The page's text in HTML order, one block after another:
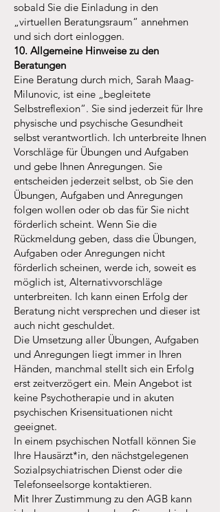
sobald Sie die Einladung in den
„virtuellen Beratungsraum“ annehmen
und sich dort einloggen.
10. Allgemeine Hinweise zu den
Beratungen
Eine Beratung durch mich, Sarah Maag-
Milunovic, ist eine „begleitete
Selbstreflexion“. Sie sind jederzeit für Ihre
physische und psychische Gesundheit
selbst verantwortlich. Ich unterbreite Ihnen
Vorschläge für Übungen und Aufgaben
und gebe Ihnen Anregungen. Sie
entscheiden jederzeit selbst, ob Sie den
Übungen, Aufgaben und Anregungen
folgen wollen oder ob das für Sie nicht
förderlich scheint. Wenn Sie die
Rückmeldung geben, dass die Übungen,
Aufgaben oder Anregungen nicht
förderlich scheinen, werde ich, soweit es
möglich ist, Alternativvorschläge
unterbreiten. Ich kann einen Erfolg der
Beratung nicht versprechen und dieser ist
auch nicht geschuldet.
Die Umsetzung aller Übungen, Aufgaben
und Anregungen liegt immer in Ihren
Händen, manchmal stellt sich ein Erfolg
erst zeitverzögert ein. Mein Angebot ist
keine Psychotherapie und in akuten
psychischen Krisensituationen nicht
geeignet.
In einem psychischen Notfall können Sie
Ihre Hausärzt*in, den nächstgelegenen
Sozialpsychiatrischen Dienst oder die
Telefonseelsorge kontaktieren.
Mit Ihrer Zustimmung zu den AGB kann